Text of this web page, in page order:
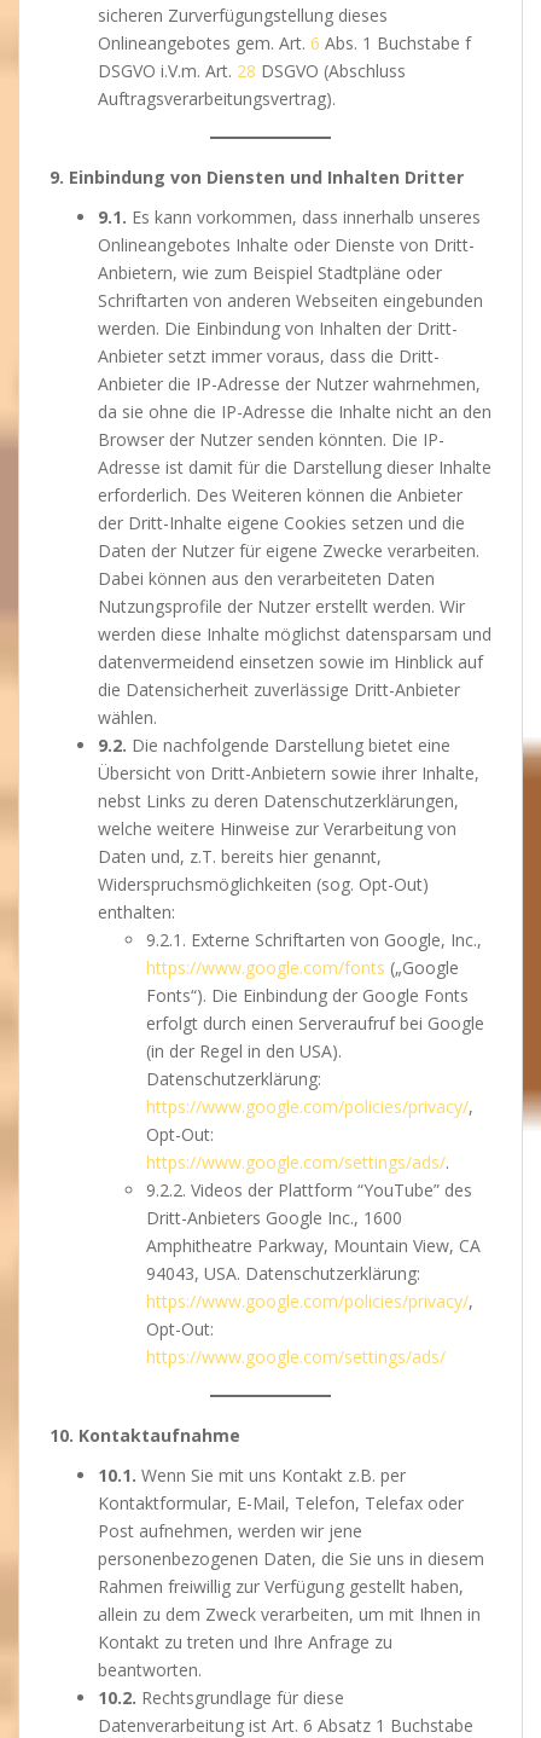
sicheren Zurverfügungstellung dieses
Onlineangebotes gem. Art. 6 Abs. 1 Buchstabe f
DSGVO i.V.m. Art. 28 DSGVO (Abschluss
Auftragsverarbeitungsvertrag).
9. Einbindung von Diensten und Inhalten Dritter
9.1. Es kann vorkommen, dass innerhalb unseres
Onlineangebotes Inhalte oder Dienste von Dritt-
Anbietern, wie zum Beispiel Stadtpläne oder
Schriftarten von anderen Webseiten eingebunden
werden. Die Einbindung von Inhalten der Dritt-
Anbieter setzt immer voraus, dass die Dritt-
Anbieter die IP-Adresse der Nutzer wahrnehmen,
da sie ohne die IP-Adresse die Inhalte nicht an den
Browser der Nutzer senden könnten. Die IP-
Adresse ist damit für die Darstellung dieser Inhalte
erforderlich. Des Weiteren können die Anbieter
der Dritt-Inhalte eigene Cookies setzen und die
Daten der Nutzer für eigene Zwecke verarbeiten.
Dabei können aus den verarbeiteten Daten
Nutzungsprofile der Nutzer erstellt werden. Wir
werden diese Inhalte möglichst datensparsam und
datenvermeidend einsetzen sowie im Hinblick auf
die Datensicherheit zuverlässige Dritt-Anbieter
wählen.
9.2. Die nachfolgende Darstellung bietet eine
Übersicht von Dritt-Anbietern sowie ihrer Inhalte,
nebst Links zu deren Datenschutzerklärungen,
welche weitere Hinweise zur Verarbeitung von
Daten und, z.T. bereits hier genannt,
Widerspruchsmöglichkeiten (sog. Opt-Out)
enthalten:
9.2.1. Externe Schriftarten von Google, Inc.,
https://www.google.com/fonts („Google
Fonts“). Die Einbindung der Google Fonts
erfolgt durch einen Serveraufruf bei Google
(in der Regel in den USA).
Datenschutzerklärung:
https://www.google.com/policies/privacy/,
Opt-Out:
https://www.google.com/settings/ads/.
9.2.2. Videos der Plattform “YouTube” des
Dritt-Anbieters Google Inc., 1600
Amphitheatre Parkway, Mountain View, CA
94043, USA. Datenschutzerklärung:
https://www.google.com/policies/privacy/,
Opt-Out:
https://www.google.com/settings/ads/
10. Kontaktaufnahme
10.1. Wenn Sie mit uns Kontakt z.B. per
Kontaktformular, E-Mail, Telefon, Telefax oder
Post aufnehmen, werden wir jene
personenbezogenen Daten, die Sie uns in diesem
Rahmen freiwillig zur Verfügung gestellt haben,
allein zu dem Zweck verarbeiten, um mit Ihnen in
Kontakt zu treten und Ihre Anfrage zu
beantworten.
10.2. Rechtsgrundlage für diese
Datenverarbeitung ist Art. 6 Absatz 1 Buchstabe